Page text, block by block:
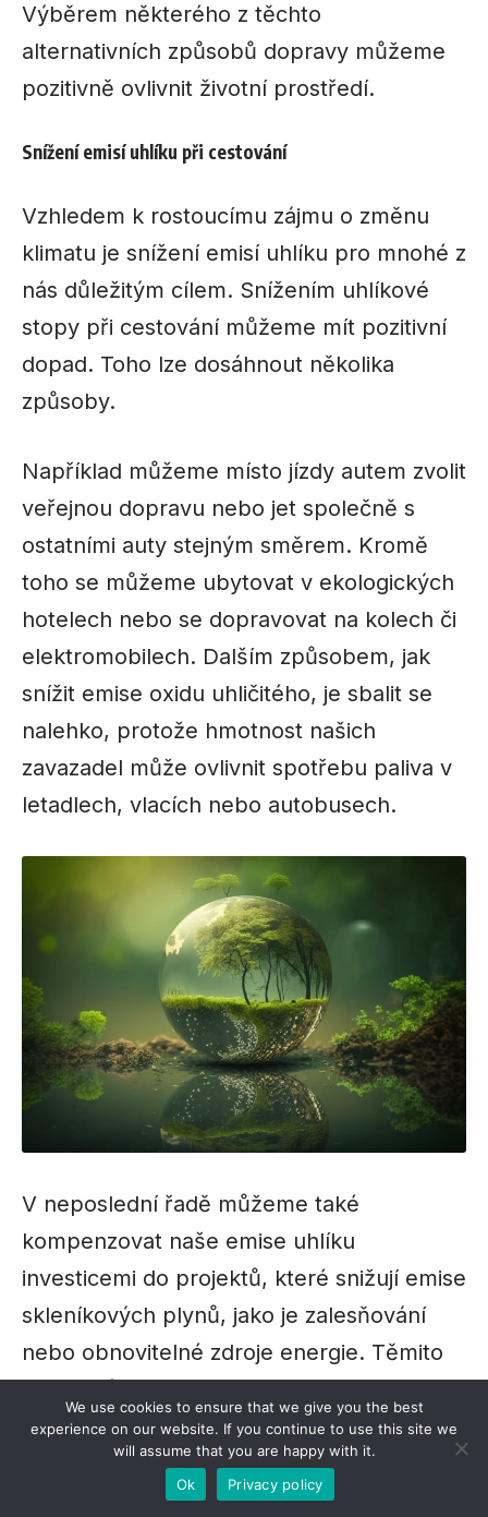
Výběrem některého z těchto
alternativních způsobů dopravy můžeme
pozitivně ovlivnit životní prostředí.
Snížení emisí uhlíku při cestování
Vzhledem k rostoucímu zájmu o změnu
klimatu je snížení emisí uhlíku pro mnohé z
nás důležitým cílem. Snížením uhlíkové
stopy při cestování můžeme mít pozitivní
dopad. Toho lze dosáhnout několika
způsoby.
Například můžeme místo jízdy autem zvolit
veřejnou dopravu nebo jet společně s
ostatními auty stejným směrem. Kromě
toho se můžeme ubytovat v ekologických
hotelech nebo se dopravovat na kolech či
elektromobilech. Dalším způsobem, jak
snížit emise oxidu uhličitého, je sbalit se
nalehko, protože hmotnost našich
zavazadel může ovlivnit spotřebu paliva v
letadlech, vlacích nebo autobusech.
V neposlední řadě můžeme také
kompenzovat naše emise uhlíku
investicemi do projektů, které snižují emise
skleníkových plynů, jako je zalesňování
nebo obnovitelné zdroje energie. Těmito
našeho cestování na životní prostředí a
pozitivně tak přispět k boji proti změně
We use cookies to ensure that we give you the best
experience on our website. If you continue to use this site we
will assume that you are happy with it.
Ok
Privacy policy